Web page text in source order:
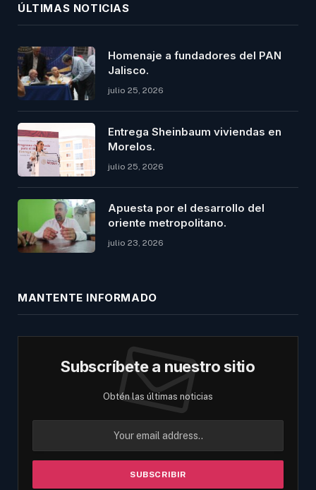
ÚLTIMAS NOTICIAS
Homenaje a fundadores del PAN
Jalisco.
julio 25, 2026
Entrega Sheinbaum viviendas en
Morelos.
julio 25, 2026
Apuesta por el desarrollo del
oriente metropolitano.
julio 23, 2026
MANTENTE INFORMADO
Subscríbete a nuestro sitio
Obtén las últimas noticias